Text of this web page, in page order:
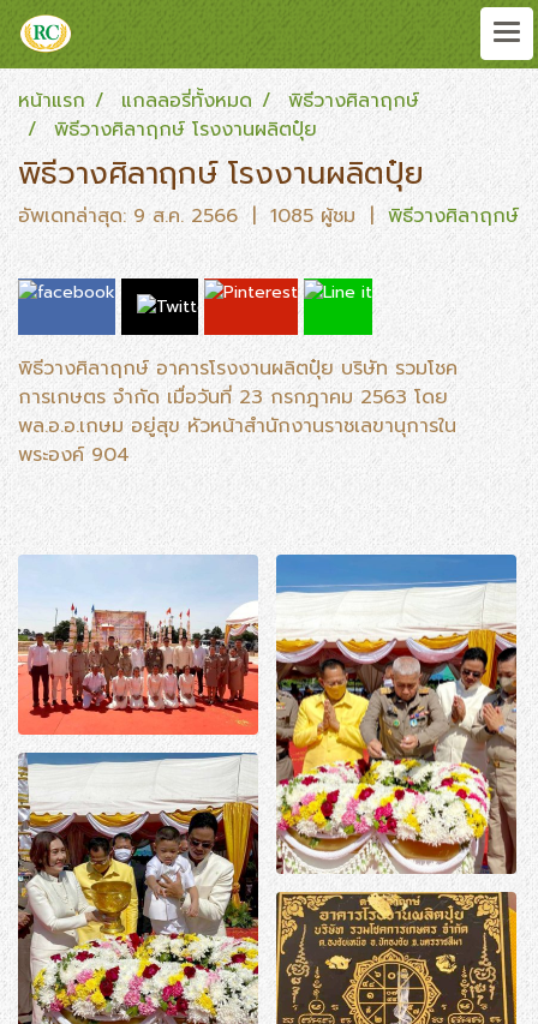
หน้าแรก แกลลอรี่ทั้งหมด
พิธีวางศิลาฤกษ์
พิธีวางศิลาฤกษ์ โรงงานผลิตปุ๋ย
พิธีวางศิลาฤกษ์ โรงงานผลิตปุ๋ย
อัพเดทล่าสุด: 9 ส.ค. 2566 | 1085 ผู้ชม | พิธีวางศิลาฤกษ์
พิธีวางศิลาฤกษ์ อาคารโรงงานผลิตปุ๋ย บริษัท รวมโชค
การเกษตร จำกัด เมื่อวันที่ 23 กรกฎาคม 2563 โดย
พล.อ.อ.เกษม อยู่สุข หัวหน้าสำนักงานราชเลขานุการใน
พระองค์ 904